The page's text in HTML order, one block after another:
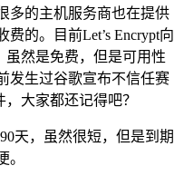
多的主机服务商也在提供
的。目前Let’s Encrypt向
虽然是免费，但是可用性
发生过谷歌宣布不信任赛
大家都还记得吧？
天，虽然很短，但是到期
。